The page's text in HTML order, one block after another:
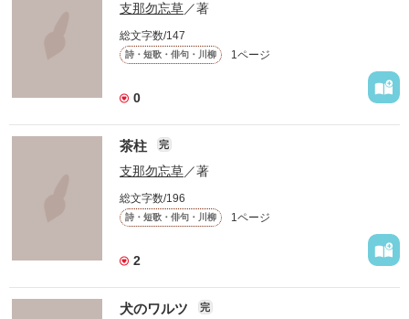
支那勿忘草／著
総文字数/147
詩・短歌・俳句・川柳 1ページ
0
茶柱 完
支那勿忘草／著
総文字数/196
詩・短歌・俳句・川柳 1ページ
2
犬のワルツ 完